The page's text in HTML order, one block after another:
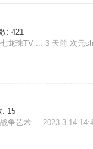
: 421
七龙珠TV ... 3 天前 次元
: 15
战争艺术 ... 2023-3-14